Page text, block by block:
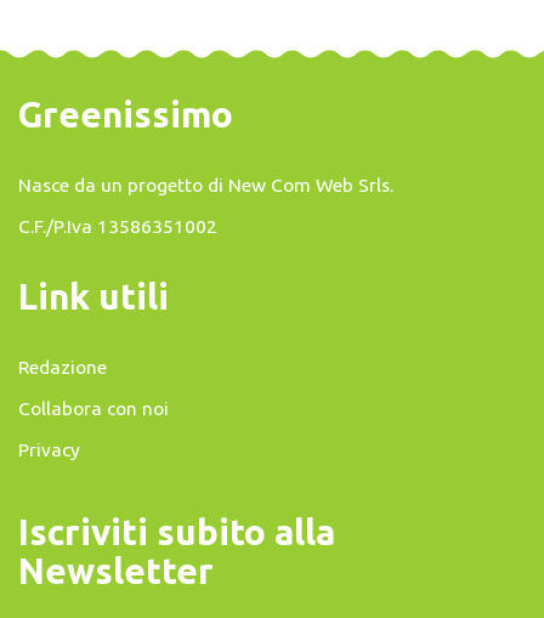
Greenissimo
Nasce da un progetto di New Com Web Srls.
C.F./P.Iva 13586351002
Link utili
Redazione
Collabora con noi
Privacy
Iscriviti subito alla
Newsletter